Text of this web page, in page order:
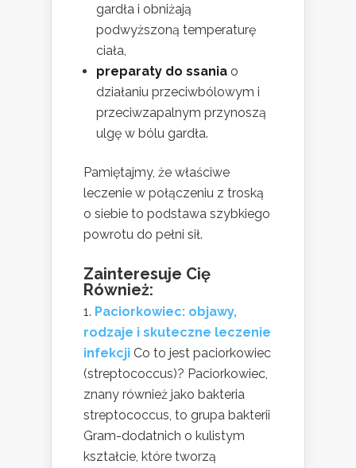
gardła i obniżają
podwyższoną temperaturę
ciała,
preparaty do ssania o
działaniu przeciwbólowym i
przeciwzapalnym przynoszą
ulgę w bólu gardła.
Pamiętajmy, że właściwe
leczenie w połączeniu z troską
o siebie to podstawa szybkiego
powrotu do pełni sił.
Zainteresuje Cię
Również:
Paciorkowiec: objawy,
rodzaje i skuteczne leczenie
infekcji Co to jest paciorkowiec
(streptococcus)? Paciorkowiec,
znany również jako bakteria
streptococcus, to grupa bakterii
Gram-dodatnich o kulistym
kształcie, które tworzą